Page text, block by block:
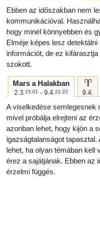
Ebben az időszakban nem
kommunikációval.
hogy minél könnyebben és
Elméje képes lesz
információt, de ez
szokott.
Mars a Halakban
2.3.15:01 - 9.4.21:22
a
9.4.
A viselkedése semlegesnek
mivel próbálja elrejteni az
azonban lehet, hogy kijön a
igazságtalanságot tapasztal.
lehet, ha olyan témában kell
érez a sajátjának. Ebben az
érzelmi függés.